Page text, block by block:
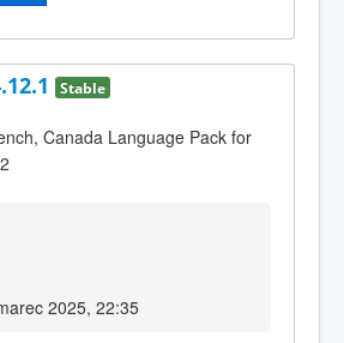
Stable
Canada Language Pack for
2025, 22:35